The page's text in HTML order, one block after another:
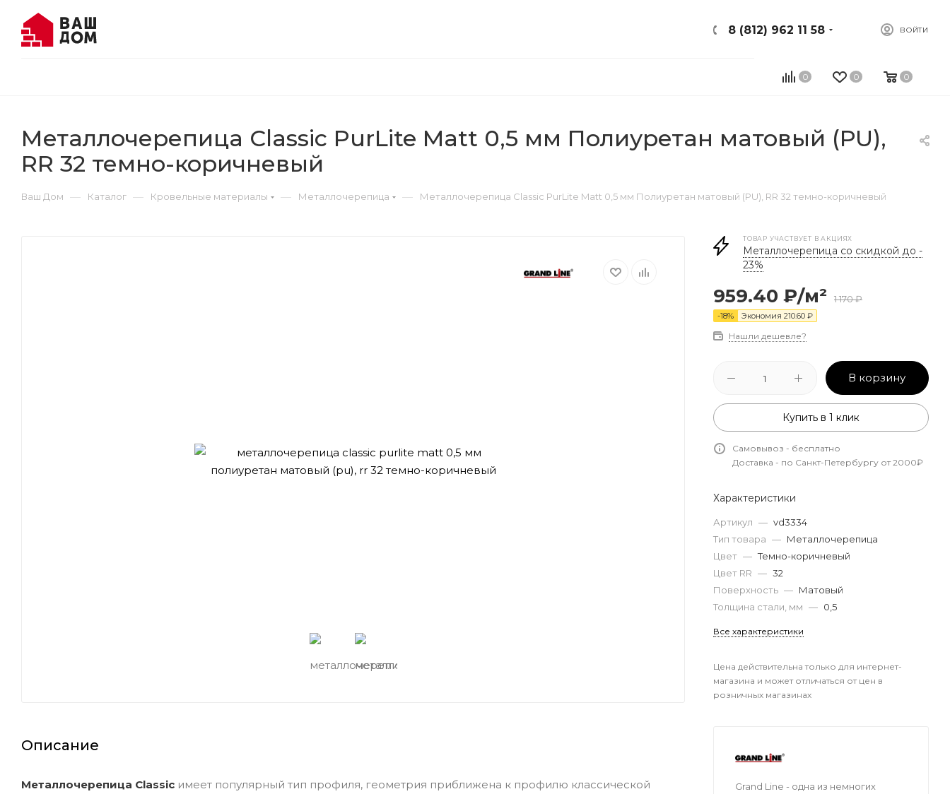
ВОЙТИ
8 (812) 962 11 58
0 0 0
Металлочерепица Classic PurLite Matt 0,5 мм Полиуретан матовый (РU),
RR 32 темно-коричневый
Ваш Дом — Каталог — Кровельные материалы — Металлочерепица — Металлочерепица Classic PurLite Matt 0,5 мм Полиуретан матовый (РU), RR 32 темно-коричневый
Описание
Металлочерепица Classic имеет популярный тип профиля, геометрия приближена к профилю классической
ТОВАР УЧАСТВУЕТ В АКЦИЯХ
Металлочерепица со скидкой до -
23%
959.40 ₽/м² 1 170₽
-18% Экономия 210.60 ₽
Нашли дешевле?
В корзину
Купить в 1 клик
Самовывоз - бесплатно
Доставка - по Санкт-Петербургу от 2000₽
Характеристики
Артикул — vd3334
Тип товара — Металлочерепица
Цвет — Темно-коричневый
Цвет RR — 32
Поверхность — Матовый
Толщина стали, мм — 0,5
Все характеристики
Цена действительна только для интернет-
магазина и может отличаться от цен в
розничных магазинах
Grand Line - одна из немногих